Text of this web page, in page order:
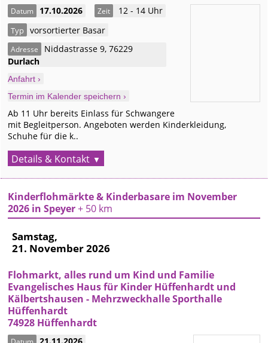
Datum 17.10.2026 Zeit 12 - 14 Uhr
Typ vorsortierter Basar
Adresse Niddastrasse 9,76229
Durlach
Anfahrt ›
Termin im Kalender speichern ›
Ab 11 Uhr bereits Einlass für Schwangere
mit Begleitperson. Angeboten werden Kinderkleidung,
Schuhe für die k..
Details & Kontakt
Kinderflohmärkte & Kinderbasare im November
2026 in Speyer+ 50 km
Samstag,
21. November 2026
Flohmarkt, alles rund um Kind und Familie
Evangelisches Haus für Kinder Hüffenhardt und
Kälbertshausen - Mehrzweckhalle Sporthalle
Hüffenhardt
74928 Hüffenhardt